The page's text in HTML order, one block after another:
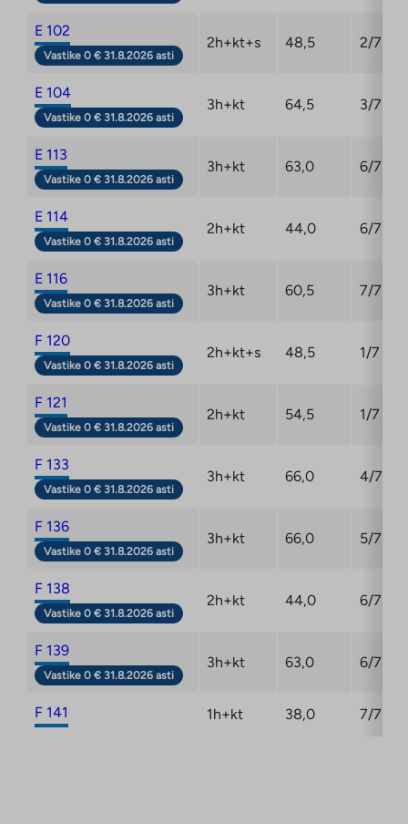
E 102
Vastike 0 € 31.8.2026 asti
2h+kt+s 48,5 2/7
E 104
Vastike 0 € 31.8.2026 asti
3h+kt 64,5 3/7
E 113
Vastike 0 € 31.8.2026 asti
3h+kt 63,0 6/7
E 114
Vastike 0 € 31.8.2026 asti
2h+kt 44,0 6/7
E 116
Vastike 0 € 31.8.2026 asti
3h+kt 60,5 7/7
F 120
Vastike 0 € 31.8.2026 asti
2h+kt+s 48,5 1/7
F 121
Vastike 0 € 31.8.2026 asti
2h+kt 54,5 1/7
F 133
Vastike 0 € 31.8.2026 asti
3h+kt 66,0 4/7
F 136
Vastike 0 € 31.8.2026 asti
3h+kt 66,0 5/7
F 138
Vastike 0 € 31.8.2026 asti
2h+kt 44,0 6/7
F 139
Vastike 0 € 31.8.2026 asti
3h+kt 63,0 6/7
F 141 1h+kt 38,0 7/7